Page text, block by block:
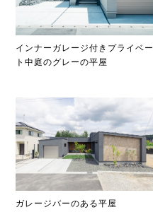
インナーガレージ付きプライベー
ト中庭のグレーの平屋
ガレージバーのある平屋